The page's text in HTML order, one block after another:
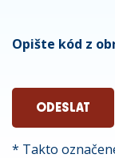
Opište kód z
* Takto